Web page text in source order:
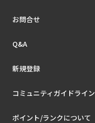
お問合せ
Q&A
新規登録
コミュニティガイドライン
ポイント/ランクについて